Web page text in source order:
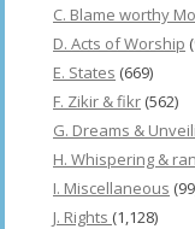
C. Blame worthy
D. Acts of Worship
E. States (669)
F. Zikir & fikr (562)
G. Dreams &
H. Whispering &
I. Miscellaneous
J. Rights (1,128)